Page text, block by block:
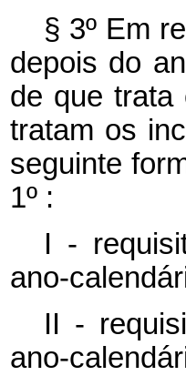
§ 3º Em
depois do
de que
tratam os
seguinte
1º :
I -
ano-
II -
ano-